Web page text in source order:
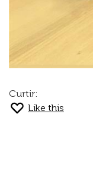
Curtir:
Like this